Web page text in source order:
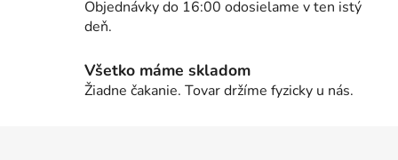
Objednávky do 16:00 odosielame v ten istý
deň.
Všetko máme skladom
Žiadne čakanie. Tovar držíme fyzicky u nás.